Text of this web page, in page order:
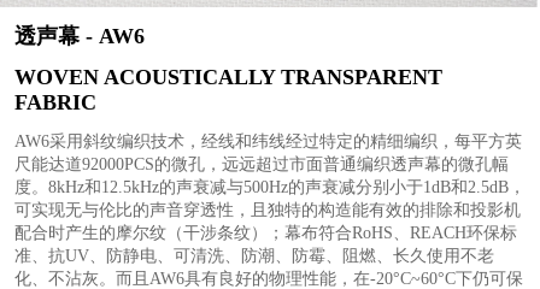
透声幕 - AW6
WOVEN ACOUSTICALLY TRANSPARENT
FABRIC
AW6采用斜纹编织技术，经线和纬线经过特定的精细编织，每平方英
尺能达道92000PCS的微孔，远远超过市面普通编织透声幕的微孔幅
度。8kHz和12.5kHz的声衰减与500Hz的声衰减分别小于1dB和2.5dB，
可实现无与伦比的声音穿透性，且独特的构造能有效的排除和投影机
配合时产生的摩尔纹（干涉条纹）；幕布符合RoHS、REACH环保标
准、抗UV、防静电、可清洗、防潮、防霉、阻燃、长久使用不老
化、不沾灰。而且AW6具有良好的物理性能，在-20°C~60°C下仍可保